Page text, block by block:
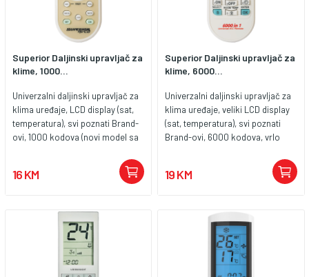
Superior Daljinski upravljač za
klime, 1000...
Univerzalni daljinski upravljač za
klima uređaje, LCD display (sat,
temperatura), svi poznati Brand-
ovi, 1000 kodova (novi model sa
baterije 2x1,5V - AAA (ne
16 KM
Superior Daljinski upravljač za
klime, 6000...
Univerzalni daljinski upravljač za
klima uređaje, veliki LCD display
(sat, temperatura), svi poznati
Brand-ovi, 6000 kodova, vrlo
19 KM